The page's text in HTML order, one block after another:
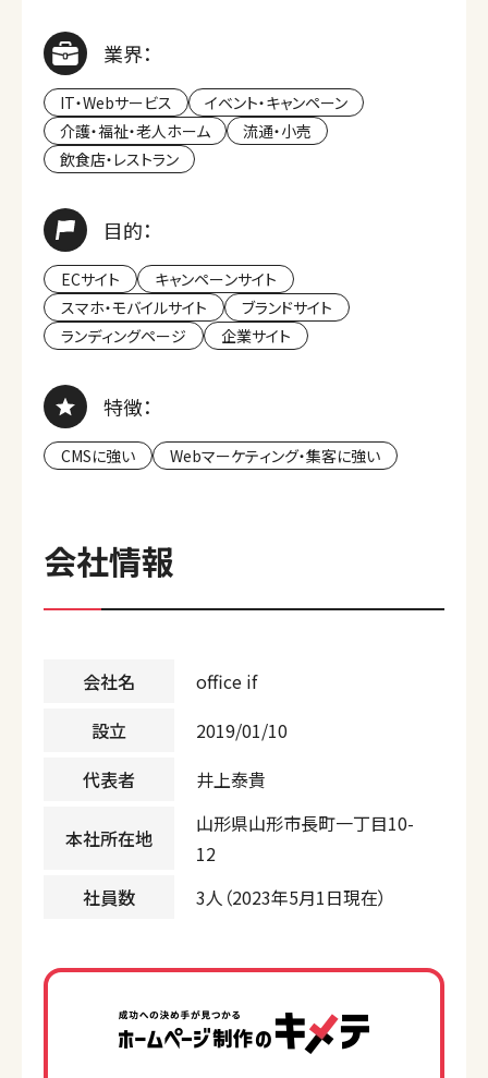
業界：
IT・Webサービス
イベント・キャンペーン
介護・福祉・老人ホーム
流通・小売
飲食店・レストラン
目的：
ECサイト
キャンペーンサイト
スマホ・モバイルサイト
ブランドサイト
ランディングページ
企業サイト
特徴：
CMSに強い Webマーケティング・集客に強い
会社情報
会社名
office if
設立
2019/01/10
代表者
井上泰貴
本社所在地
山形県山形市長町一丁目10-
12
社員数
3人（2023年5月1日現在）